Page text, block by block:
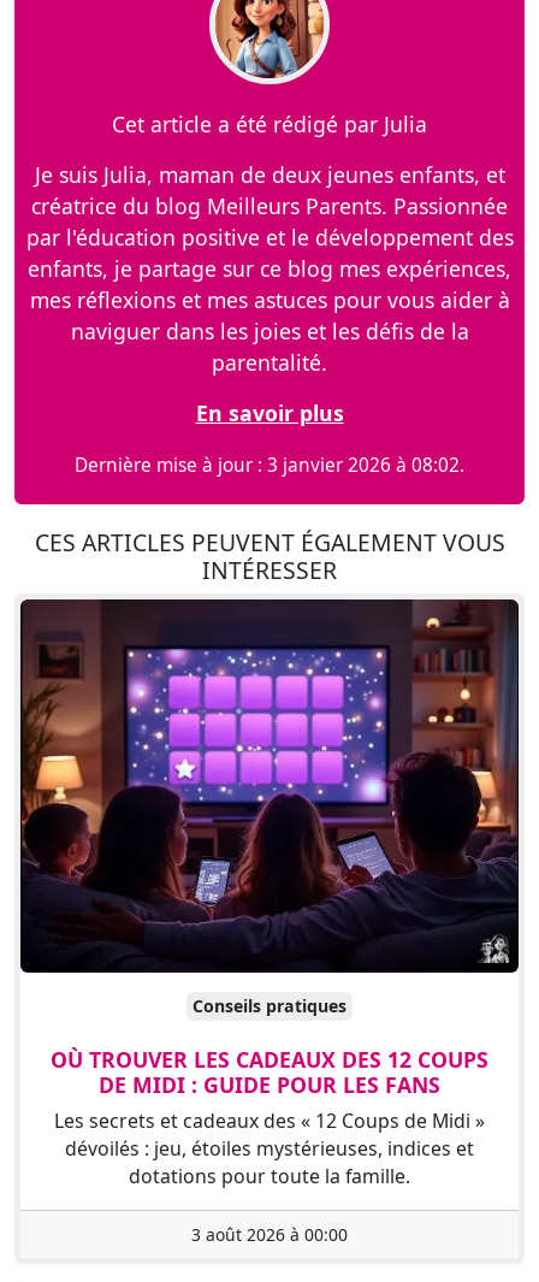
Cet article a été rédigé par Julia
Je suis Julia, maman de deux jeunes enfants, et
créatrice du blog Meilleurs Parents. Passionnée
par l'éducation positive et le développement des
enfants, je partage sur ce blog mes expériences,
mes réflexions et mes astuces pour vous aider à
naviguer dans les joies et les défis de la
parentalité.
En savoir plus
Dernière mise à jour : 3 janvier 2026 à 08:02.
CES ARTICLES PEUVENT ÉGALEMENT VOUS
INTÉRESSER
Conseils pratiques
OÙ TROUVER LES CADEAUX DES 12 COUPS
DE MIDI : GUIDE POUR LES FANS
Les secrets et cadeaux des « 12 Coups de Midi »
dévoilés : jeu, étoiles mystérieuses, indices et
dotations pour toute la famille.
3 août 2026 à 00:00